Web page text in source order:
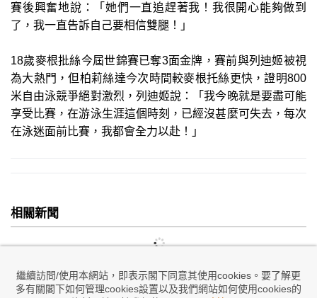
繼續訪問/使用本網站，即表示閣下同意其使用cookies。要了解更
多有關閣下如何管理cookies設置以及我們網站如何使用cookies的
賽後興奮地說：「她們一直追趕著我！我很開心能夠做到
了，我一直告訴自己要相信雙腿！」
18歲麥根批絲今屆世錦賽已奪3面金牌，賽前與列迪姬被視
為大熱門，但柏莉絲達今次時間較麥根托絲更快，證明800
米自由泳競爭絕對激烈，列迪姬說：「我今晚就是要盡可能
享受比賽，在游泳生涯這個時刻，已經沒甚麼可失去，每次
在泳迷面前比賽，我都會全力以赴！」
相關新聞